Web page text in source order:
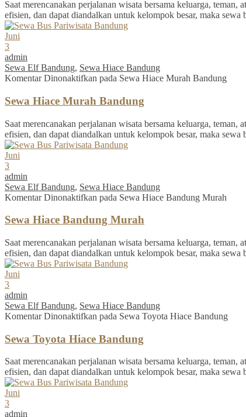
Saat merencanakan perjalanan wisata bersama keluarga,
efisien, dan dapat diandalkan untuk kelompok besar, maka sewa
Juni
3
admin
Sewa Elf Bandung, Sewa Hiace Bandung
Komentar Dinonaktifkan pada Sewa Hiace Murah Bandung
Sewa Hiace Murah Bandung
Saat merencanakan perjalanan wisata bersama keluarga,
efisien, dan dapat diandalkan untuk kelompok besar, maka sewa
Juni
3
admin
Sewa Elf Bandung, Sewa Hiace Bandung
Komentar Dinonaktifkan pada Sewa Hiace Bandung Murah
Sewa Hiace Bandung Murah
Saat merencanakan perjalanan wisata bersama keluarga,
efisien, dan dapat diandalkan untuk kelompok besar, maka sewa
Juni
3
admin
Sewa Elf Bandung, Sewa Hiace Bandung
Komentar Dinonaktifkan pada Sewa Toyota Hiace Bandung
Sewa Toyota Hiace Bandung
Saat merencanakan perjalanan wisata bersama keluarga,
efisien, dan dapat diandalkan untuk kelompok besar, maka sewa
Juni
3
admin